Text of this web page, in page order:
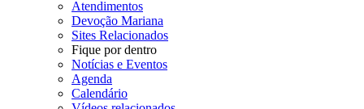
Atendimentos
Devoção Mariana
Sites Relacionados
Fique por dentro
Notícias e Eventos
Agenda
Calendário